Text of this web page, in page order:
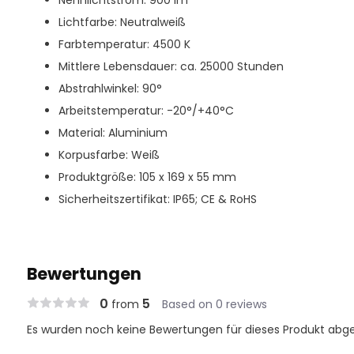
Lichtfarbe: Neutralweiß
Farbtemperatur: 4500 K
Mittlere Lebensdauer: ca. 25000 Stunden
Abstrahlwinkel: 90°
Arbeitstemperatur: -20°/+40°C
Material: Aluminium
Korpusfarbe: Weiß
Produktgröße: 105 x 169 x 55 mm
Sicherheitszertifikat: IP65; CE & RoHS
Bewertungen
0 from 5 Based on 0 reviews
Es wurden noch keine Bewertungen für dieses Produkt